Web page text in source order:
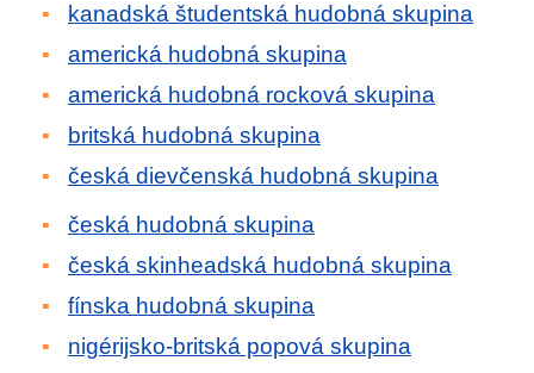
kanadská študentská hudobná skupina
americká hudobná skupina
americká hudobná rocková skupina
britská hudobná skupina
česká dievčenská hudobná skupina
česká hudobná skupina
česká skinheadská hudobná skupina
fínska hudobná skupina
nigérijsko-britská popová skupina